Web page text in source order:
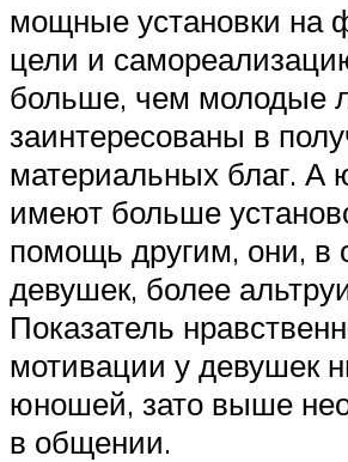
мощные установки на
цели и
больше, чем молодые
заинтересованы в
материальных благ. А
имеют больше
помощь другим, они, в
девушек, более
Показатель
мотивации у девушек
юношей, зато выше
в общении.